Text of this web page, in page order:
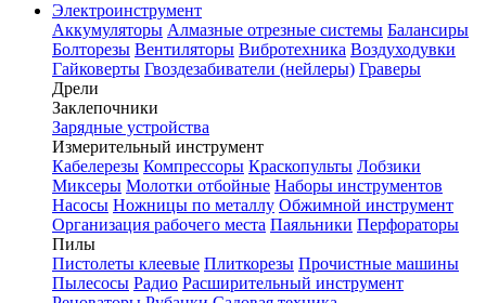
Электроинструмент
Аккумуляторы Алмазные отрезные системы Балансиры
Болторезы Вентиляторы Вибротехника Воздуходувки
Гайковерты Гвоздезабиватели (нейлеры) Граверы
Дрели
Заклепочники
Зарядные устройства
Измерительный инструмент
Кабелерезы Компрессоры Краскопульты Лобзики
Миксеры Молотки отбойные Наборы инструментов
Насосы Ножницы по металлу Обжимной инструмент
Организация рабочего места Паяльники Перфораторы
Пилы
Пистолеты клеевые Плиткорезы Прочистные машины
Пылесосы Радио Расширительный инструмент